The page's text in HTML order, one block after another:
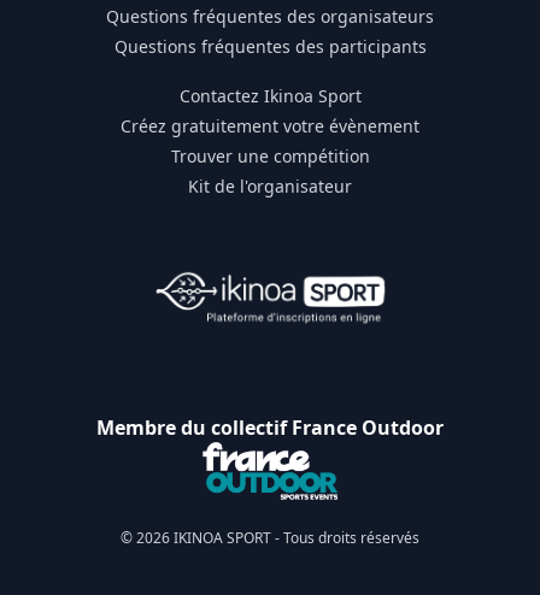
Questions fréquentes des organisateurs
Questions fréquentes des participants
Contactez Ikinoa Sport
Créez gratuitement votre évènement
Trouver une compétition
Kit de l'organisateur
Membre du collectif France Outdoor
© 2026 IKINOA SPORT - Tous droits réservés